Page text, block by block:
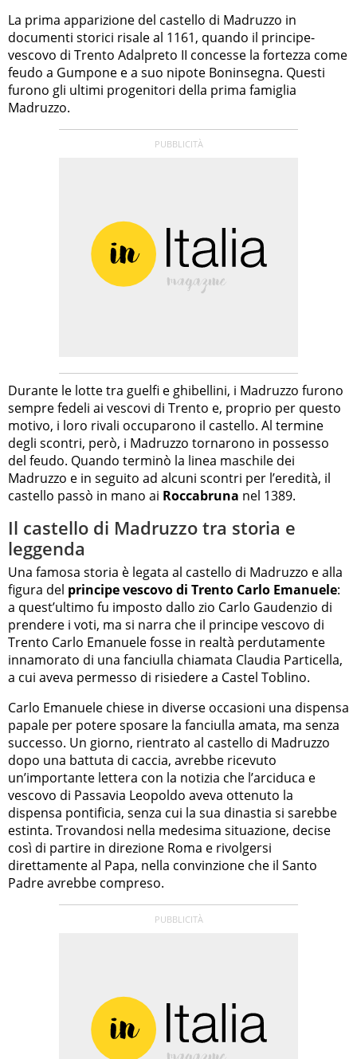
La prima apparizione del castello di Madruzzo in
documenti storici risale al 1161, quando il principe-
vescovo di Trento Adalpreto II concesse la fortezza come
feudo a Gumpone e a suo nipote Boninsegna. Questi
furono gli ultimi progenitori della prima famiglia
Madruzzo.
Durante le lotte tra guelfi e ghibellini, i Madruzzo furono
sempre fedeli ai vescovi di Trento e, proprio per questo
motivo, i loro rivali occuparono il castello. Al termine
degli scontri, però, i Madruzzo tornarono in possesso
del feudo. Quando terminò la linea maschile dei
Madruzzo e in seguito ad alcuni scontri per l’eredità, il
castello passò in mano ai Roccabruna nel 1389.
Il castello di Madruzzo tra storia e
leggenda
Una famosa storia è legata al castello di Madruzzo e alla
figura del principe vescovo di Trento Carlo Emanuele:
a quest’ultimo fu imposto dallo zio Carlo Gaudenzio di
prendere i voti, ma si narra che il principe vescovo di
Trento Carlo Emanuele fosse in realtà perdutamente
innamorato di una fanciulla chiamata Claudia Particella,
a cui aveva permesso di risiedere a Castel Toblino.
Carlo Emanuele chiese in diverse occasioni una dispensa
papale per potere sposare la fanciulla amata, ma senza
successo. Un giorno, rientrato al castello di Madruzzo
dopo una battuta di caccia, avrebbe ricevuto
un’importante lettera con la notizia che l’arciduca e
vescovo di Passavia Leopoldo aveva ottenuto la
dispensa pontificia, senza cui la sua dinastia si sarebbe
estinta. Trovandosi nella medesima situazione, decise
così di partire in direzione Roma e rivolgersi
direttamente al Papa, nella convinzione che il Santo
Padre avrebbe compreso.